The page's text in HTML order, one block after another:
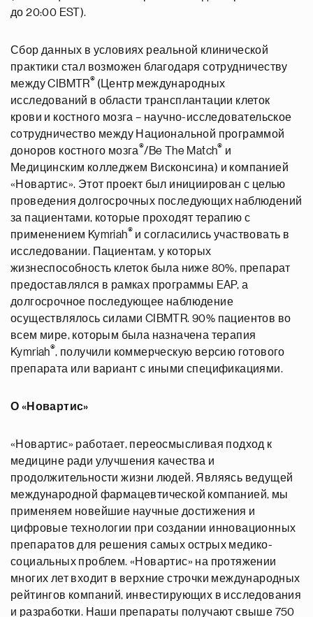
до 20:00 EST).
Сбор данных в условиях реальной клинической
практики стал возможен благодаря сотрудничеству
между CIBMTR® (Центр международных
исследований в области трансплантации клеток
крови и костного мозга – научно-исследовательское
сотрудничество между Национальной программой
доноров костного мозга®/Be The Match® и
Медицинским колледжем Висконсина) и компанией
«Новартис». Этот проект был инициирован с целью
проведения долгосрочных последующих наблюдений
за пациентами, которые проходят терапию с
применением Kymriah® и согласились участвовать в
исследовании. Пациентам, у которых
жизнеспособность клеток была ниже 80%, препарат
предоставлялся в рамках программы EAP, а
долгосрочное последующее наблюдение
осуществлялось силами CIBMTR. 90% пациентов во
всем мире, которым была назначена терапия
Kymriah®, получили коммерческую версию готового
препарата или вариант с иными спецификациями.
О «Новартис»
«Новартис» работает, переосмысливая подход к
медицине ради улучшения качества и
продолжительности жизни людей. Являясь ведущей
международной фармацевтической компанией, мы
применяем новейшие научные достижения и
цифровые технологии при создании инновационных
препаратов для решения самых острых медико-
социальных проблем. «Новартис» на протяжении
многих лет входит в верхние строчки международных
рейтингов компаний, инвестирующих в исследования
и разработки. Наши препараты получают свыше 750